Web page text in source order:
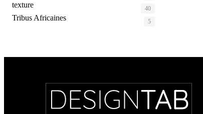
texture 40
Tribus Africaines 5